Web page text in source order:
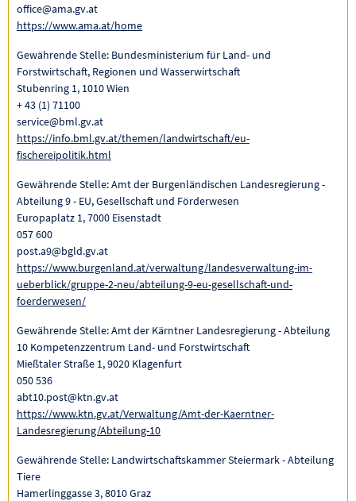
office@ama.gv.at
https://www.ama.at/home
Gewährende Stelle: Bundesministerium für Land- und
Forstwirtschaft, Regionen und Wasserwirtschaft
Stubenring 1, 1010 Wien
+ 43 (1) 71100
service@bml.gv.at
https://info.bml.gv.at/themen/landwirtschaft/eu-
fischereipolitik.html
Gewährende Stelle: Amt der Burgenländischen Landesregierung -
Abteilung 9 - EU, Gesellschaft und Förderwesen
Europaplatz 1, 7000 Eisenstadt
057 600
post.a9@bgld.gv.at
https://www.burgenland.at/verwaltung/landesverwaltung-im-
ueberblick/gruppe-2-neu/abteilung-9-eu-gesellschaft-und-
foerderwesen/
Gewährende Stelle: Amt der Kärntner Landesregierung - Abteilung
10 Kompetenzzentrum Land- und Forstwirtschaft
Mießtaler Straße 1, 9020 Klagenfurt
050 536
abt10.post@ktn.gv.at
https://www.ktn.gv.at/Verwaltung/Amt-der-Kaerntner-
Landesregierung/Abteilung-10
Gewährende Stelle: Landwirtschaftskammer Steiermark - Abteilung
Tiere
Hamerlinggasse 3, 8010 Graz